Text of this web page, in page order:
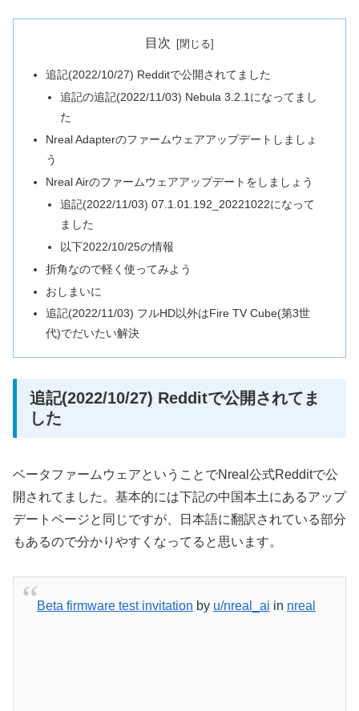
目次
追記(2022/10/27) Redditで公開されてました
追記の追記(2022/11/03) Nebula 3.2.1になってまし
た
Nreal Adapterのファームウェアアップデートしましょ
う
Nreal Airのファームウェアアップデートをしましょう
追記(2022/11/03) 07.1.01.192_20221022になって
ました
以下2022/10/25の情報
折角なので軽く使ってみよう
おしまいに
追記(2022/11/03) フルHD以外はFire TV Cube(第3世
代)でだいたい解決
追記(2022/10/27) Redditで公開されてま
した
ベータファームウェアということでNreal公式Redditで公
開されてました。基本的には下記の中国本土にあるアップ
デートページと同じですが、日本語に翻訳されている部分
もあるので分かりやすくなってると思います。
Beta firmware test invitation by u/nreal_ai in nreal